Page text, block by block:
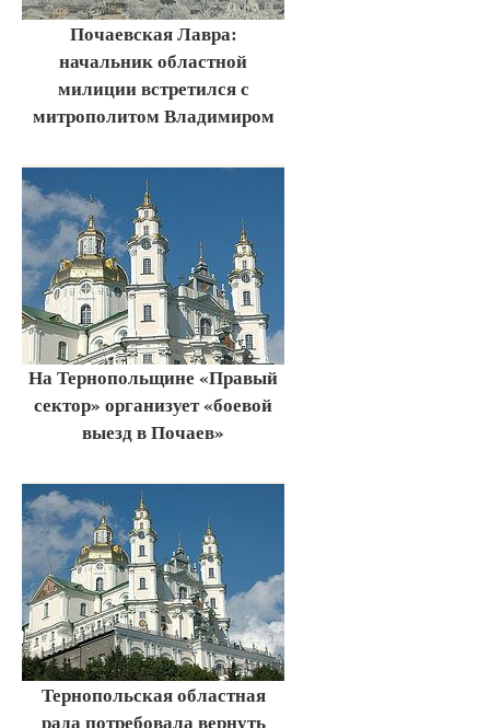
Почаевская Лавра:
начальник областной
милиции встретился с
митрополитом Владимиром
На Тернопольщине «Правый
сектор» организует «боевой
выезд в Почаев»
Тернопольская областная
рада потребовала вернуть